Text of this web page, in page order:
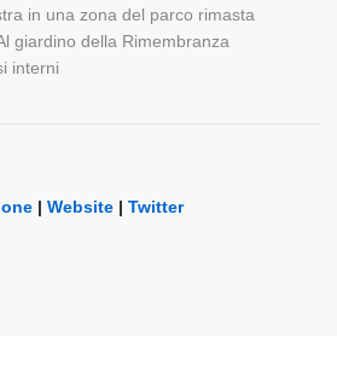
in una zona del parco rimasta
giardino della Rimembranza
interni
|Website |Twitter